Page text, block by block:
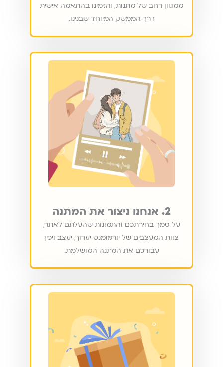
ממגוון רחב של מתנות, והזמינו בהתאמה אישית
דרך הממשק המיוחד שבנינו.
2. אנחנו ניצור את המתנה
על סמך בחירתכם והתמונות שהעלתם לאתר,
צוות המעצבים של יורמומנט יערוך, יעצב ויכין
עבורכם את המתנה המושלמת.